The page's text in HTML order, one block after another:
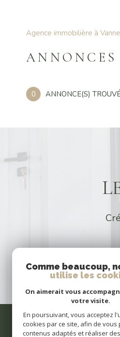
Agence immobilière à
0 ANNONCE(S)
Comme beaucoup,
utilise les
On aimerait vous
votre visite.
En poursuivant, vous acceptez
cookies par ce site, afin de vous
contenus adaptés et réaliser